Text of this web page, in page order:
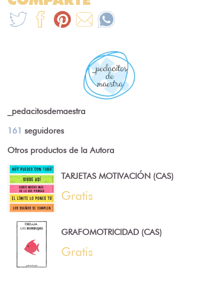
_pedacitosdemaestra
161 seguidores
Otros productos de la Autora
TARJETAS MOTIVACIÓN (CAS)
Gratis
GRAFOMOTRICIDAD (CAS)
Gratis